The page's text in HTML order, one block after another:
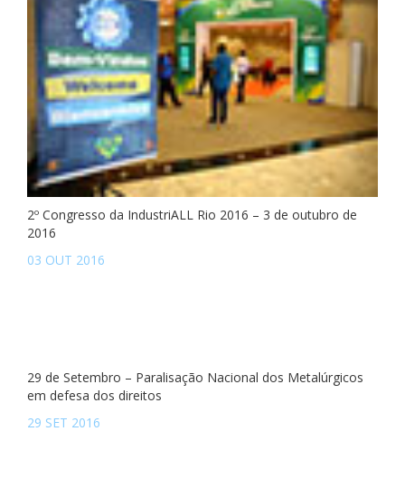
2º Congresso da IndustriALL Rio 2016 – 3 de outubro de
2016
03 OUT 2016
29 de Setembro – Paralisação Nacional dos Metalúrgicos
em defesa dos direitos
29 SET 2016